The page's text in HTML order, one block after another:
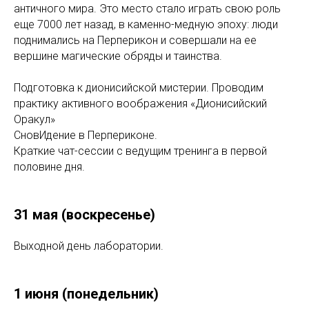
античного мира. Это место стало играть свою роль
еще 7000 лет назад, в каменно-медную эпоху: люди
поднимались на Перперикон и совершали на ее
вершине магические обряды и таинства.
Подготовка к дионисийской мистерии. Проводим
практику активного воображения «Дионисийский
Оракул»
СновИдение в Перпериконе.
Краткие чат-сессии с ведущим тренинга в первой
половине дня.
31 мая (воскресенье)
Выходной день лаборатории.
1 июня (понедельник)